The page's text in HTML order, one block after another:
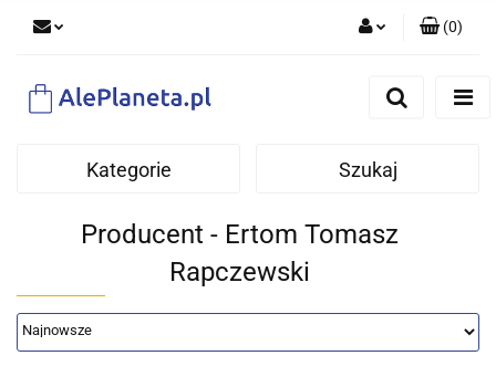
(0)
Kategorie Szukaj
Producent - Ertom Tomasz
Rapczewski